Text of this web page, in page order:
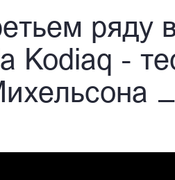
ряду
Kodiaq -